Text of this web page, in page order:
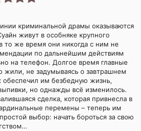
криминальной драмы оказываются
живут в особняке крупного
то же время они никогда с ним не
по дальнейшим действиям
на телефон. Долгое время главные
жили, не задумываясь о завтрашнем
обеспечил им безбедную жизнь,
но однажды всё изменилось.
сделка, которая привнесла в
перемены – теперь им
выбор: начать бороться за свою